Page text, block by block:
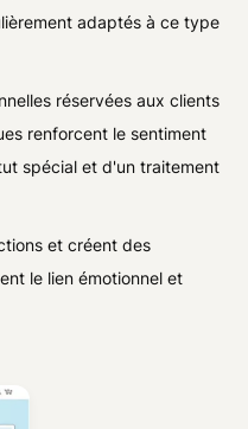
adaptés à ce type
réservées aux clients
renforcent le sentiment
spécial et d'un traitement
et créent des
le lien émotionnel et